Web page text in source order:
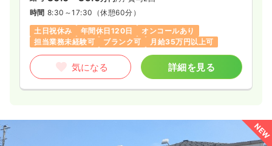
時間 8:30～17:30 （休憩60分）
土日祝休み
年間休日120日
オンコールあり
担当業務未経験可
ブランク可 月給35万円以上可
気になる 詳細を見る
NEW